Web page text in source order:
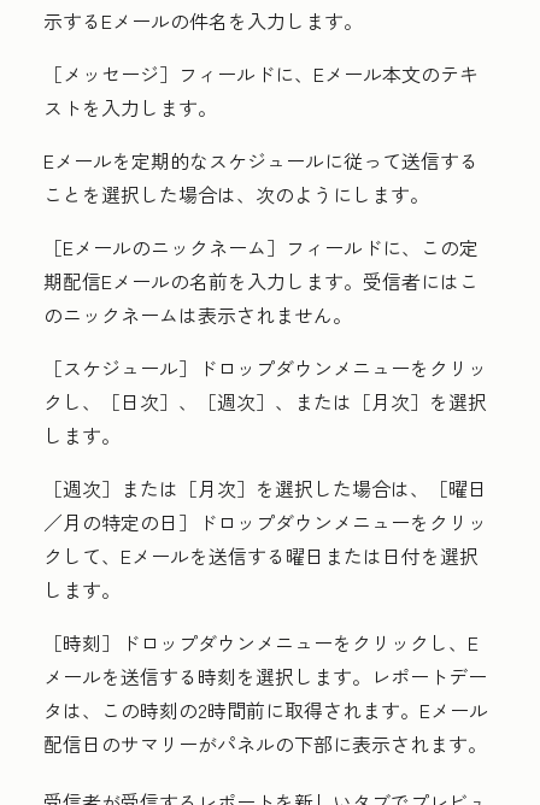
示するEメールの件名 を入力します。
［メッセージ］フィールドに、 Eメール本文のテキ
ストを入力します。
Eメールを定期的なスケジュールに従って送信する
ことを選択した場合は、次のようにします。
［Eメールのニックネーム］フィールドに、この定
期配信Eメールの名前を入力します。受信者にはこ
のニックネームは表示されません。
［スケジュール］
ドロップダウンメニューをクリッ
クし、［日次］ 、［週次］ 、または［月次］ を選択
します。
［週次］または ［月次］を選択した場合は、［曜日
／月の特定の日］
ドロップダウンメニューをクリッ
クして、Eメールを送信する曜日 または 日付を選択
します。
［時刻］
ドロップダウンメニューをクリックし、E
メールを送信する時刻を選択します。レポートデー
タは、この時刻の2時間前に取得されます。Eメール
配信日のサマリーがパネルの下部に表示されます。